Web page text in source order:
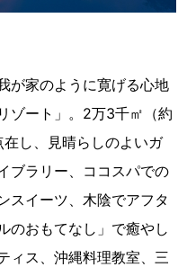
が家のように寛げる心地
ゾート」。2万3千㎡（約
し、見晴らしのよいガ
ブラリー、ココスパでの
スイーツ、木陰でアフタ
のおもてなし」で癒やし
ィス、沖縄料理教室、三